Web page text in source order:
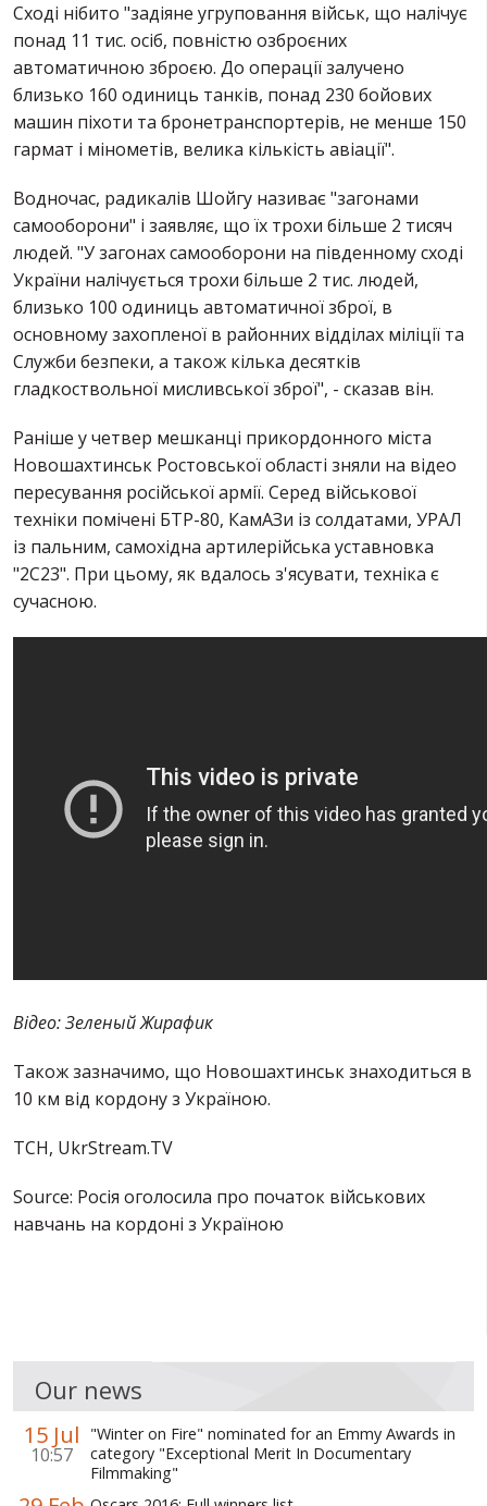
Сході нібито "задіяне угруповання військ, що налічує
понад 11 тис. осіб, повністю озброєних
автоматичною зброєю. До операції залучено
близько 160 одиниць танків, понад 230 бойових
машин піхоти та бронетранспортерів, не менше 150
гармат і мінометів, велика кількість авіації".
Водночас, радикалів Шойгу називає "загонами
самооборони" і заявляє, що їх трохи більше 2 тисяч
людей. "У загонах самооборони на південному сході
України налічується трохи більше 2 тис. людей,
близько 100 одиниць автоматичної зброї, в
основному захопленої в районних відділах міліції та
Служби безпеки, а також кілька десятків
гладкоствольної мисливської зброї", - сказав він.
Раніше у четвер мешканці прикордонного міста
Новошахтинськ Ростовської області зняли на відео
пересування російської армії. Серед військової
техніки помічені БТР-80, КамАЗи із солдатами, УРАЛ
із пальним, самохідна артилерійська уставновка
"2С23". При цьому, як вдалось з'ясувати, техніка є
сучасною.
Відео: Зеленый Жирафик
Також зазначимо, що Новошахтинськ знаходиться в
10 км від кордону з Україною.
ТСН, UkrStream.TV
Source: Росія оголосила про початок військових
навчань на кордоні з Україною
Our news
15 Jul
10:57
"Winter on Fire" nominated for an Emmy Awards in
category "Exceptional Merit In Documentary
Filmmaking"